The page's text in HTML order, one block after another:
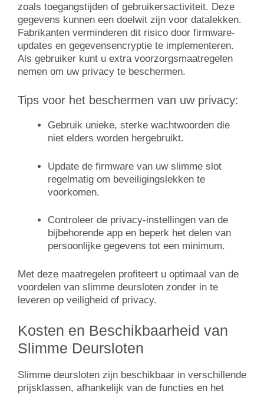
zoals toegangstijden of gebruikersactiviteit. Deze
gegevens kunnen een doelwit zijn voor datalekken.
Fabrikanten verminderen dit risico door firmware-
updates en gegevensencryptie te implementeren.
Als gebruiker kunt u extra voorzorgsmaatregelen
nemen om uw privacy te beschermen.
Tips voor het beschermen van uw privacy:
Gebruik unieke, sterke wachtwoorden die
niet elders worden hergebruikt.
Update de firmware van uw slimme slot
regelmatig om beveiligingslekken te
voorkomen.
Controleer de privacy-instellingen van de
bijbehorende app en beperk het delen van
persoonlijke gegevens tot een minimum.
Met deze maatregelen profiteert u optimaal van de
voordelen van slimme deursloten zonder in te
leveren op veiligheid of privacy.
Kosten en Beschikbaarheid van
Slimme Deursloten
Slimme deursloten zijn beschikbaar in verschillende
prijsklassen, afhankelijk van de functies en het